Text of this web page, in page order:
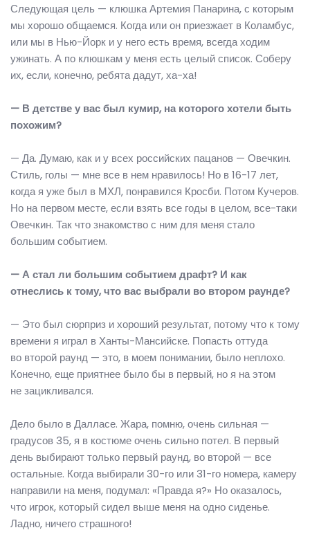
Следующая цель — клюшка Артемия Панарина, с которым
мы хорошо общаемся. Когда или он приезжает в Коламбус,
или мы в Нью-Йорк и у него есть время, всегда ходим
ужинать. А по клюшкам у меня есть целый список. Соберу
их, если, конечно, ребята дадут, ха-ха!
— В детстве у вас был кумир, на которого хотели быть
похожим?
— Да. Думаю, как и у всех российских пацанов — Овечкин.
Стиль, голы — мне все в нем нравилось! Но в 16-17 лет,
когда я уже был в МХЛ, понравился Кросби. Потом Кучеров.
Но на первом месте, если взять все годы в целом, все-таки
Овечкин. Так что знакомство с ним для меня стало
большим событием.
— А стал ли большим событием драфт? И как
отнеслись к тому, что вас выбрали во втором раунде?
— Это был сюрприз и хороший результат, потому что к тому
времени я играл в Ханты-Мансийске. Попасть оттуда
во второй раунд — это, в моем понимании, было неплохо.
Конечно, еще приятнее было бы в первый, но я на этом
не зацикливался.
Дело было в Далласе. Жара, помню, очень сильная —
градусов 35, я в костюме очень сильно потел. В первый
день выбирают только первый раунд, во второй — все
остальные. Когда выбирали 30-го или 31-го номера, камеру
направили на меня, подумал: «Правда я?» Но оказалось,
что игрок, который сидел выше меня на одно сиденье.
Ладно, ничего страшного!